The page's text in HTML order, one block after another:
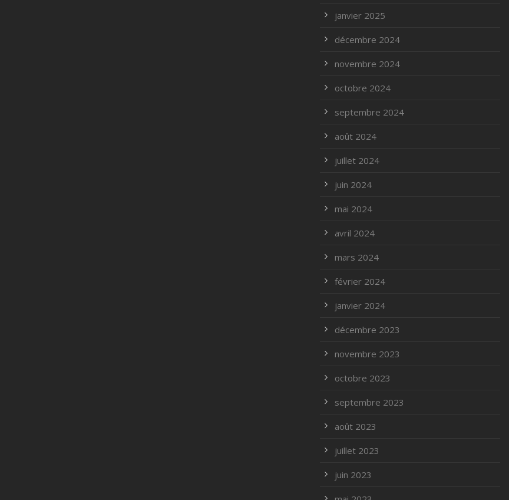
janvier 2025
décembre 2024
novembre 2024
octobre 2024
septembre 2024
août 2024
juillet 2024
juin 2024
mai 2024
avril 2024
mars 2024
février 2024
janvier 2024
décembre 2023
novembre 2023
octobre 2023
septembre 2023
août 2023
juillet 2023
juin 2023